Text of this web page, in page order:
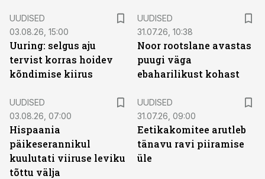
UUDISED
03.08.26, 15:00
Uuring: selgus aju
tervist korras hoidev
kõndimise kiirus
UUDISED
31.07.26, 10:38
Noor rootslane avastas
puugi väga
ebaharilikust kohast
UUDISED
03.08.26, 07:00
Hispaania
päikeserannikul
kuulutati viiruse leviku
tõttu välja
UUDISED
31.07.26, 09:00
Eetikakomitee arutleb
tänavu ravi piiramise
üle